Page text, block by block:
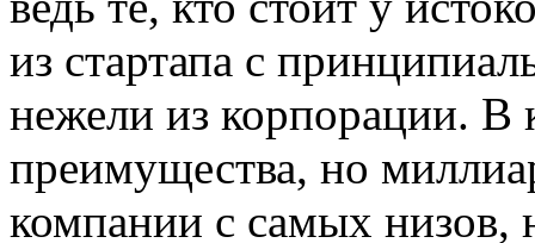
из стартапа с
нежели из корпорации. В
преимущества, но
компании с самых